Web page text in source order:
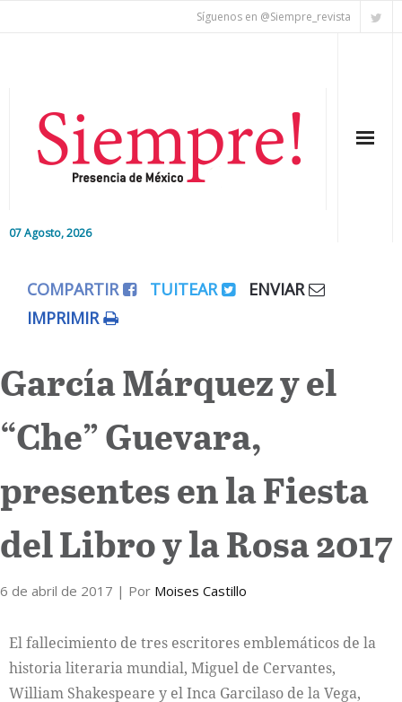
Síguenos en @Siempre_revista
07 Agosto, 2026
Editorial
Colaboradores
Internacional
Cultura
COMPARTIR TUITEAR
ENVIAR
IMPRIMIR
García Márquez y el
“Che” Guevara,
presentes en la Fiesta
del Libro y la Rosa 2017
6 de abril de 2017 | Por Moises Castillo
El fallecimiento de tres escritores emblemáticos de la
historia literaria mundial, Miguel de Cervantes,
William Shakespeare y el Inca Garcilaso de la Vega,